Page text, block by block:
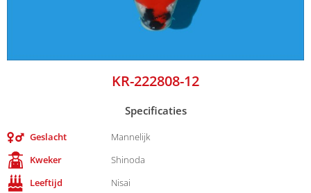
KR-222808-12
Specificaties
Geslacht
Mannelijk
Kweker
Shinoda
Leeftijd
Nisai